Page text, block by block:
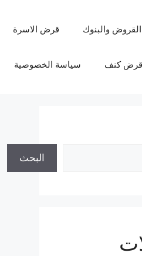
القروض والبنوك قرض الاسرة
قرض كنف سياسة الخصوصية
البحث